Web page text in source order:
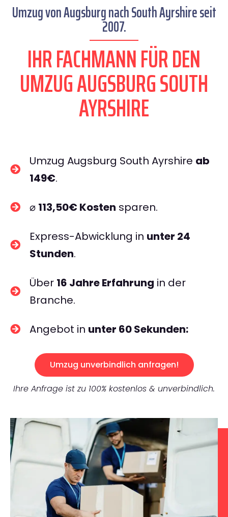
Umzug von Augsburg nach South Ayrshire seit
2007.
IHR FACHMANN FÜR DEN
UMZUG AUGSBURG SOUTH
AYRSHIRE
Umzug Augsburg South Ayrshire ab
149€.
⌀ 113,50€ Kosten sparen.
Express-Abwicklung in unter 24
Stunden.
Über 16 Jahre Erfahrung in der
Branche.
Angebot in unter 60 Sekunden:
Umzug unverbindlich anfragen!
Ihre Anfrage ist zu 100% kostenlos & unverbindlich.